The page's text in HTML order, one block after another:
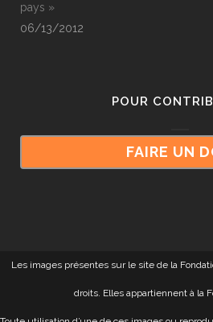
pays »
06/13/2012
POUR
FAIRE UN
Les images présentes sur le site de la
droits. Elles appartiennent à la